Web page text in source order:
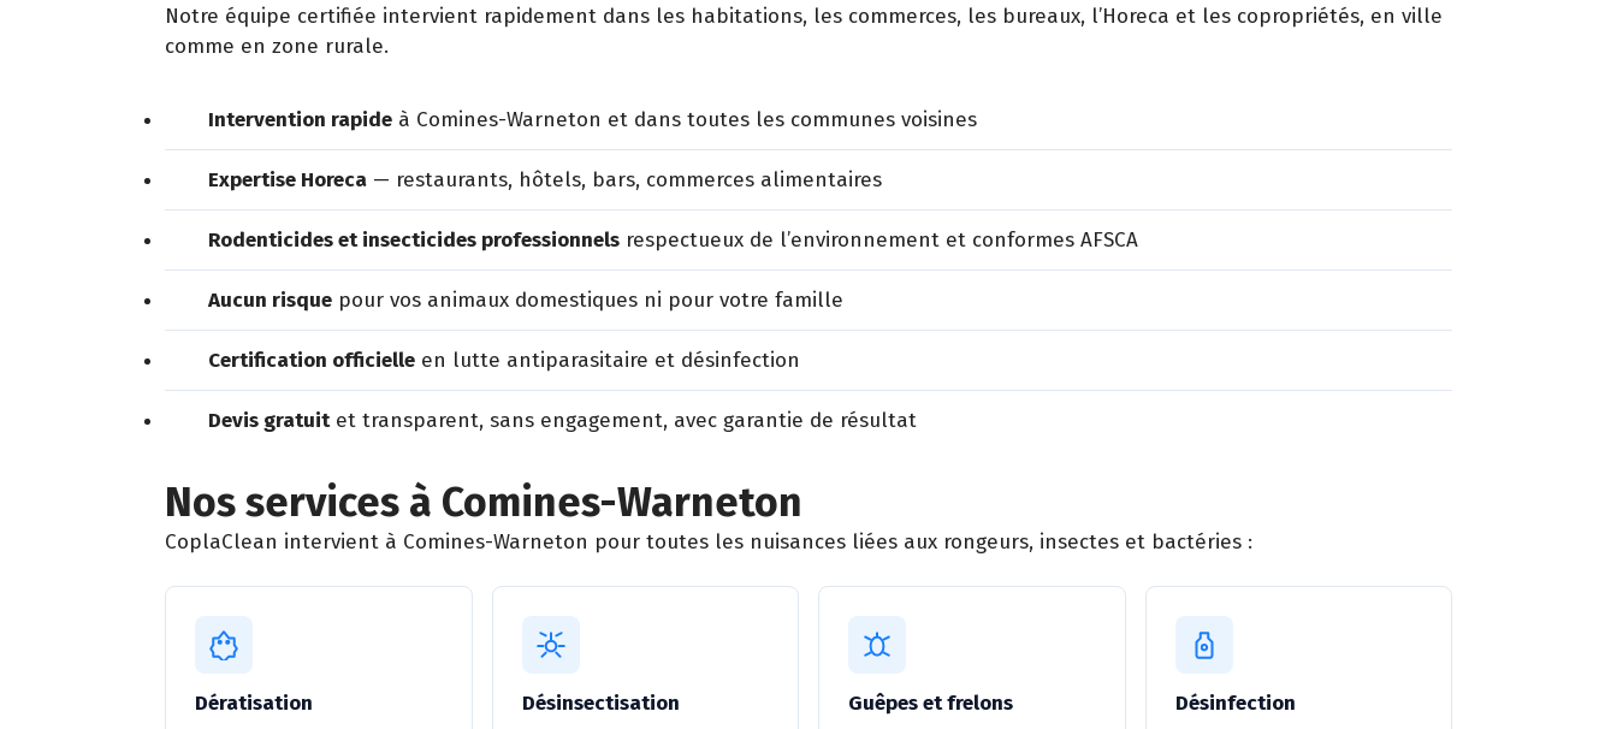
Notre équipe certifiée intervient rapidement dans les habitations, les commerces, les bureaux, l’Horeca et les copropriétés, en ville
comme en zone rurale.
Intervention rapide à Comines-Warneton et dans toutes les communes voisines
Expertise Horeca — restaurants, hôtels, bars, commerces alimentaires
Rodenticides et insecticides professionnels respectueux de l’environnement et conformes AFSCA
Aucun risque pour vos animaux domestiques ni pour votre famille
Certification officielle en lutte antiparasitaire et désinfection
Devis gratuitet transparent, sans engagement, avec garantie de résultat
Nos services à Comines-Warneton
CoplaClean intervient à Comines-Warneton pour toutes les nuisances liées aux rongeurs, insectes et bactéries :
Dératisation Désinsectisation Guêpes et frelons Désinfection